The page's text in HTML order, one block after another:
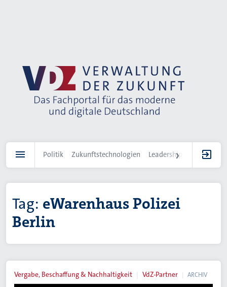
Politik Zukunftstechnologien Leadership IT-
Tag: eWarenhaus Polizei
Berlin
Vergabe, Beschaffung & Nachhaltigkeit VdZ-Partner ARCHIV